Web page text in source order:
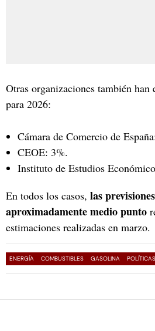
Otras organizaciones también han
para 2026:
Cámara de Comercio de
CEOE: 3%.
Instituto de Estudios
En todos los casos, las
aproximadamente medio punto
estimaciones realizadas en marzo.
ENERGÍA COMBUSTIBLES GASOLINA